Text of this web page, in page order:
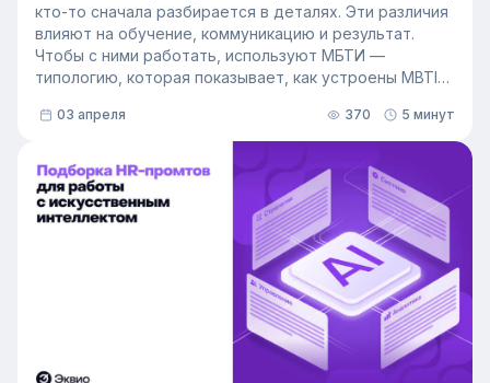
кто-то сначала разбирается в деталях. Эти различия
влияют на обучение, коммуникацию и результат.
Чтобы с ними работать, используют МБТИ —
типологию, которая показывает, как устроены MBTI
это тестирование применяют в бизнесе и какую
пользу он даёт в управлении персоналом.
03 апреля 370 5 минут